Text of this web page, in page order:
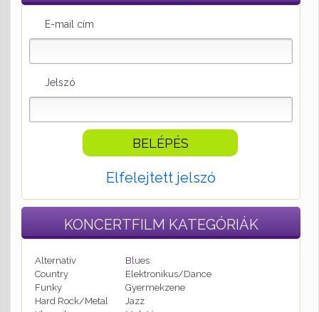
E-mail cím
Jelszó
Elfelejtett jelszó
KONCERTFILM KATEGÓRIÁK
Alternatív
Blues
Country
Elektronikus/Dance
Funky
Gyermekzene
Hard Rock/Metal
Jazz